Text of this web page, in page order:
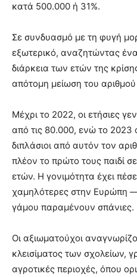
κατά 500.000 ή 31%.
Σε συνδυασμό με τη φυγή
εξωτερικό, αναζητώντας
διάρκεια των ετών της
απότομη μείωση του
Μέχρι το 2022, οι ετήσιες
από τις 80.000, ενώ το 2023
διπλάσιοι από αυτόν τον
πλέον το πρώτο τους παιδί
ετών. Η γονιμότητα έχει
χαμηλότερες στην Ευρώπη —
γάμου παραμένουν σπάνιες.
Οι αξιωματούχοι
κλεισίματος των σχολείων,
αγροτικές περιοχές, όπου